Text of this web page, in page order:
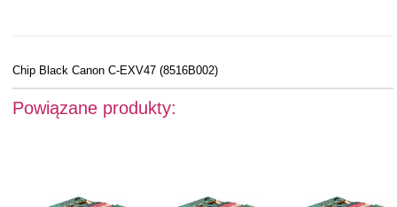
Chip Black Canon C-EXV47 (8516B002)
Powiązane produkty: